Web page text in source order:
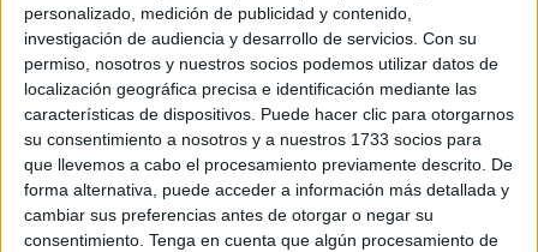
personalizado, medición de publicidad y contenido,
investigación de audiencia y desarrollo de servicios. Con su
permiso, nosotros y nuestros socios podemos utilizar datos de
localización geográfica precisa e identificación mediante las
características de dispositivos. Puede hacer clic para otorgarnos
su consentimiento a nosotros y a nuestros 1733 socios para
que llevemos a cabo el procesamiento previamente descrito. De
forma alternativa, puede acceder a información más detallada y
cambiar sus preferencias antes de otorgar o negar su
consentimiento. Tenga en cuenta que algún procesamiento de
La octava edición de la 'Virgen del Carmen Coronada
Estepona' finalizó con dos primeros puestos para Ceuta.
Oro para Nacho Gaitán y plata para Antonio Chaves
Los ceutíes demostraron que están en un gran momento
deportivo y se hicieron con el primer y segundo puesto en
esta travesía en Estepona en la modalidad de 2.600
metros.